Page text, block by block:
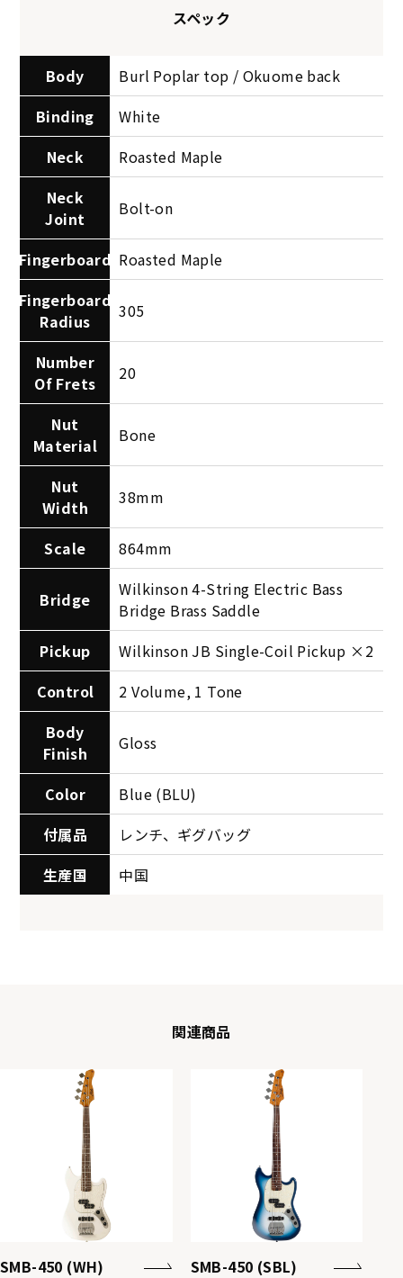
スペック
Body
Burl Poplar top / Okuome back
Binding
White
Neck
Roasted Maple
Neck
Joint
Bolt-on
Fingerboard Roasted Maple
Fingerboard
Radius
305
Number
Of Frets
20
Nut
Material
Bone
Nut
Width
38mm
Scale 864mm
Bridge
Wilkinson 4-String Electric Bass
Bridge Brass Saddle
Pickup
Wilkinson JB Single-Coil Pickup ×2
Control
2 Volume, 1 Tone
Body
Finish
Gloss
Color
Blue (BLU)
付属品
レンチ、ギグバッグ
生産国
中国
関連商品
SMB-450 (WH) SMB-450 (SBL)